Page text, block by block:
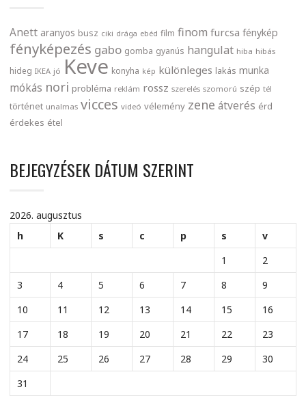
Anett aranyos busz ciki drága ebéd film finom furcsa fénykép
fényképezés gabo gomba gyanús hangulat hiba hibás
hideg IKEA jó Keve konyha kép különleges lakás munka
mókás nori probléma reklám rossz szerelés szomorú szép tél
történet unalmas vicces videó vélemény zene átverés érd
érdekes étel
BEJEGYZÉSEK DÁTUM SZERINT
2026. augusztus
h
K s c p s
v
1
2
3
4 5 6 7 8
9
10
11 12 13 14 15
16
17
18 19 20 21 22
23
24
25 26 27 28 29
30
31